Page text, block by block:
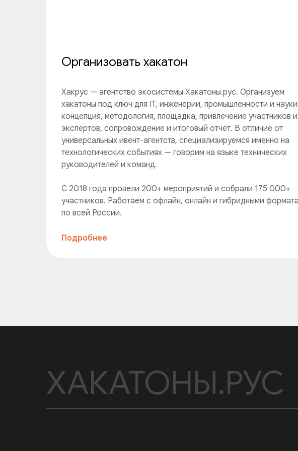
Организовать хакатон
Хакрус — агентство экосистемы Хакатоны.рус. Организуем
хакатоны под ключ для IT, инженерии, промышленности и
концепция, методология, площадка, привлечение участников и
экспертов, сопровождение и итоговый отчёт. В отличие от
универсальных ивент-агентств, специализируемся именно на
технологических событиях — говорим на языке технических
руководителей и команд.
С 2018 года провели 200+ мероприятий и собрали 175 000+
участников. Работаем с офлайн, онлайн и гибридными
по всей России.
Подробнее
ХАКАТОНЫ.РУС